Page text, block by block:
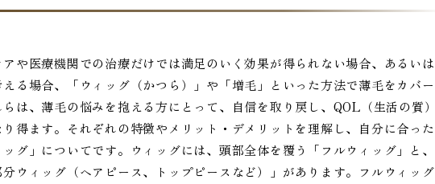
や医療機関での治療だけでは満足のいく効果が得られない場合、あるいは
る場合、「ウィッグ（かつら）」や「増毛」といった方法で薄毛をカバー
は、薄毛の悩みを抱える方にとって、自信を取り戻し、QOL（生活の質）
得ます。それぞれの特徴やメリット・デメリットを理解し、自分に合った
グ」についてです。ウィッグには、頭部全体を覆う「フルウィッグ」と、
ウィッグ（ヘアピース、トップピースなど）」があります。フルウィッグ